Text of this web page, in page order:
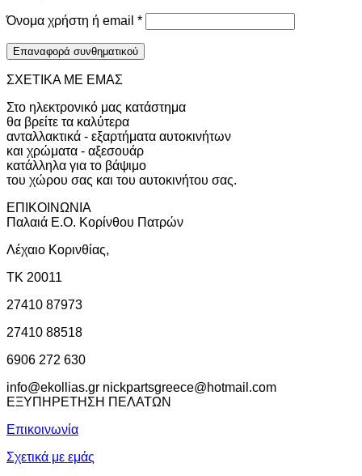
Όνομα χρήστη ή email *Απαιτείται
Επαναφορά συνθηματικού
ΣΧΕΤΙΚΑ ΜΕ ΕΜΑΣ
Στο ηλεκτρονικό μας κατάστημα
θα βρείτε τα καλύτερα
ανταλλακτικά - εξαρτήματα αυτοκινήτων
και χρώματα - αξεσουάρ
κατάλληλα για το βάψιμο
του χώρου σας και του αυτοκινήτου σας.
ΕΠΙΚΟΙΝΩΝΙΑ
Παλαιά Ε.Ο. Κορίνθου Πατρών
Λέχαιο Κορινθίας,
ΤΚ 20011
27410 87973
27410 88518
6906 272 630
info@ekollias.gr nickpartsgreece@hotmail.com
ΕΞΥΠΗΡΕΤΗΣΗ ΠΕΛΑΤΩΝ
Επικοινωνία
Σχετικά με εμάς